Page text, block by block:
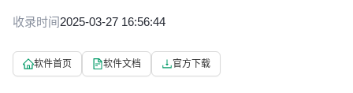
收录时间2025-03-27 16:56:44
软件首页 软件文档 官方下载